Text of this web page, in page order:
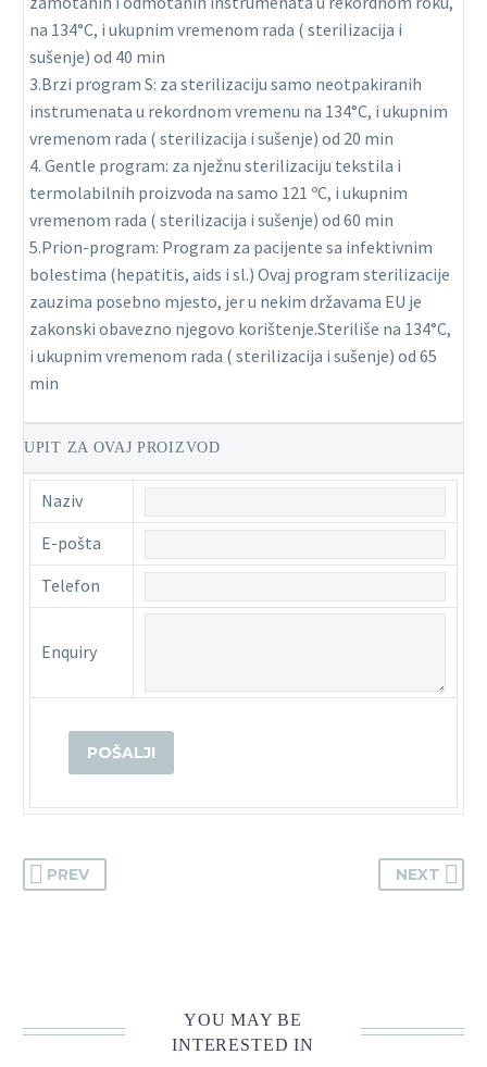
na 134°C, i ukupnim vremenom rada ( sterilizacija i
sušenje) od 40 min
3.Brzi program S: za sterilizaciju samo neotpakiranih
instrumenata u rekordnom vremenu na 134°C, i ukupnim
vremenom rada ( sterilizacija i sušenje) od 20 min
4. Gentle program: za nježnu sterilizaciju tekstila i
termolabilnih proizvoda na samo 121 ºC, i ukupnim
vremenom rada ( sterilizacija i sušenje) od 60 min
5.Prion-program: Program za pacijente sa infektivnim
bolestima (hepatitis, aids i sl.) Ovaj program sterilizacije
zauzima posebno mjesto, jer u nekim državama EU je
zakonski obavezno njegovo korištenje.Steriliše na 134°C,
i ukupnim vremenom rada ( sterilizacija i sušenje) od 65
min
UPIT ZA OVAJ PROIZVOD
Naziv
E-pošta
Telefon
Enquiry
PREV NEXT
YOU MAY BE
INTERESTED IN